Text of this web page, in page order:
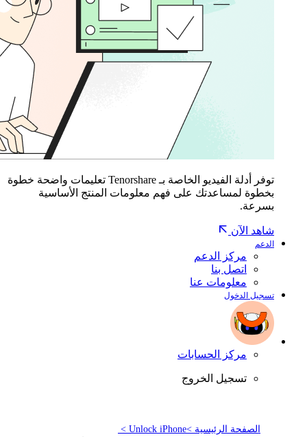
توفر أدلة الفيديو الخاصة بـ Tenorshare تعليمات واضحة خطوة
بخطوة لمساعدتك على فهم معلومات المنتج الأساسية
بسرعة.
شاهد الآن
الدعم
مركز الدعم
اتصل بنا
معلومات عنا
تسجيل الدخول
مركز الحسابات
تسجيل الخروج
الصفحة الرئيسية >Unlock iPhone >